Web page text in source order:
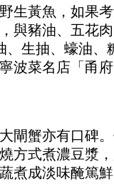
生黃魚，如果
與豬油、五花
生抽、蠔油、
波菜名店「甬府
閘蟹亦有口碑
方式煮濃豆漿
煮成淡味醃篤鮮